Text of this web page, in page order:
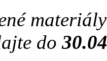
do